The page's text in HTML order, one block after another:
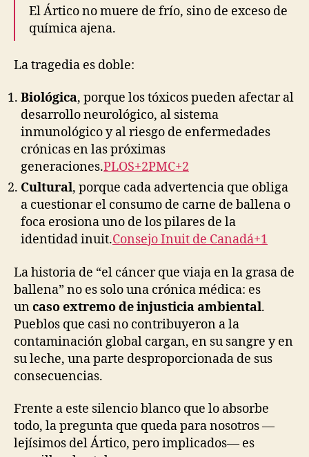
El Ártico no muere de frío, sino de exceso de
química ajena.
La tragedia es doble:
Biológica, porque los tóxicos pueden afectar al
desarrollo neurológico, al sistema
inmunológico y al riesgo de enfermedades
crónicas en las próximas
generaciones.PLOS+2PMC+2
Cultural, porque cada advertencia que obliga
a cuestionar el consumo de carne de ballena o
foca erosiona uno de los pilares de la
identidad inuit.Consejo Inuit de Canadá+1
La historia de “el cáncer que viaja en la grasa de
ballena” no es solo una crónica médica: es
uncaso extremo de injusticia ambiental.
Pueblos que casi no contribuyeron a la
contaminación global cargan, en su sangre y en
su leche, una parte desproporcionada de sus
consecuencias.
Frente a este silencio blanco que lo absorbe
todo, la pregunta que queda para nosotros —
lejísimos del Ártico, pero implicados— es